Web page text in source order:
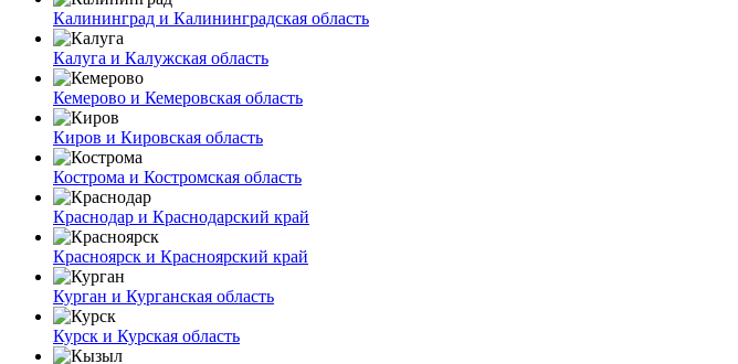
Калининград и Калининградская область
Калуга и Калужская область
Кемерово и Кемеровская область
Киров и Кировская область
Кострома и Костромская область
Краснодар и Краснодарский край
Красноярск и Красноярский край
Курган и Курганская область
Курск и Курская область